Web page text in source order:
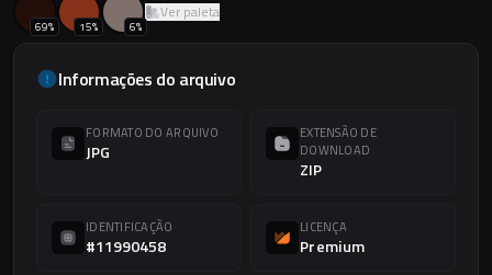
69% 15% 6%
Ver paleta
Informações do arquivo
FORMATO DO ARQUIVO
JPG
EXTENSÃO DE
DOWNLOAD
ZIP
IDENTIFICAÇÃO
#11990458
LICENÇA
Premium